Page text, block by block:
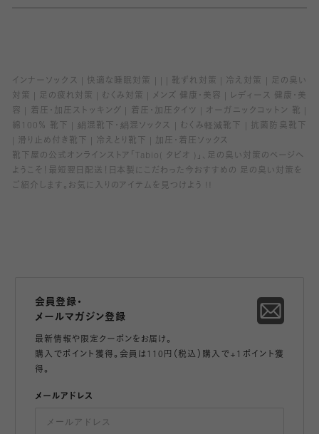
インナーソックス 快適な睡眠対策 靴ずれ対策 冷え対策
足の臭い
対策
足の疲れ対策 むくみ対策 メンズ 健康・美容
レディース 健康・美
容
着圧・加圧ストッキング 着圧・加圧タイツ
オーガニックコットン 靴
綿100％ 靴下
絹混靴下・絹混ソックス むくみ軽減靴下
抗菌防臭靴下
滑り止め付き靴下
冷えとり靴下
加圧・着圧ソックス
靴下屋の公式オンラインストア「Tabio( タビオ )」、足の臭い対策のページへ
ようこそ！最短翌日配送！日本製にこだわった今おすすめの 足の臭い対策を
ご紹介します。お気に入りのアイテムを見つけよう !!
会員登録・
メールマガジン登録
最新情報や限定クーポンをお届け。
購入でポイント獲得。会員は110円（税込）購入で+1ポイント獲
得。
メールアドレス